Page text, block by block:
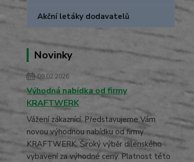
Akční letáky dodavatelů
Novinky
09.02.2026
Výhodná nabídka od firmy
KRAFTWERK
Vážení zákaznící, Představujeme Vám
novou výhodnou nabídku od firmy
KRAFTWERK. Široký výběr dílenského
vybavení za výhodné ceny. Platnost této